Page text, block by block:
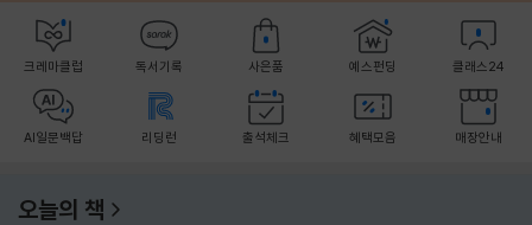
크레마클럽 독서기록 사은품 예스펀딩 클래스24
AI일문백답 리딩런 출석체크 혜택모음 매장안내
오늘의 책